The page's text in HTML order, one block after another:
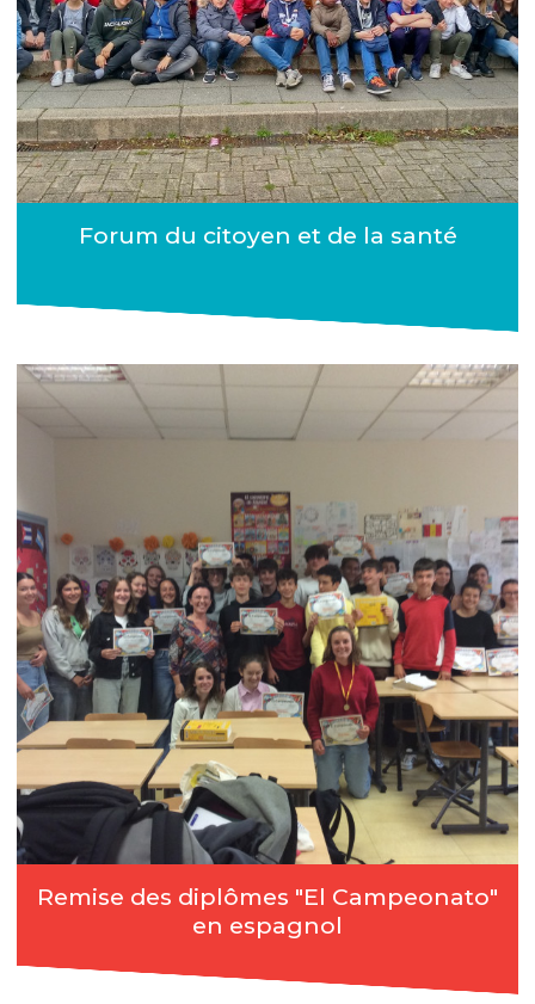
Forum du citoyen et de la santé
Remise des diplômes "El Campeonato"
en espagnol